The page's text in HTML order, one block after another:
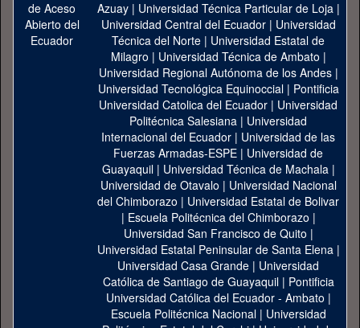
Azuay| Universidad Técnica Particular de Loja|
Universidad Central del Ecuador| Universidad
Técnica del Norte | Universidad Estatal de
Milagro | Universidad Técnica de Ambato |
Universidad Regional Autónoma de los Andes|
Universidad Tecnológica Equinoccial| Pontificia
Universidad Catolica del Ecuador | Universidad
Politécnica Salesiana | Universidad
Internacional del Ecuador | Universidad de las
Fuerzas Armadas-ESPE | Universidad de
Guayaquil| Universidad Técnica de Machala|
Universidad de Otavalo | Universidad Nacional
del Chimborazo | Universidad Estatal de Bolivar
| Escuela Politécnica del Chimborazo |
Universidad San Francisco de Quito |
Universidad Estatal Peninsular de Santa Elena|
Universidad Casa Grande | Universidad
Católica de Santiago de Guayaquil| Pontificia
Universidad Católica del Ecuador - Ambato |
Escuela Politécnica Nacional| Universidad